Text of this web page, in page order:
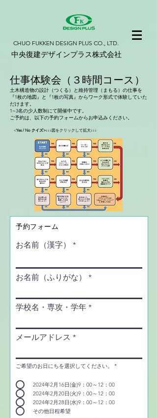
​CHUO FUKKEN DESIGN PLUS CO., LTD.
​中央復建デザインプラス株式会社
仕事体験会（３時間コース）
土木構造物の設計（つくる）と維持管理（まもる）の仕事を
『1枚の地図』と『1枚の写真』からワーク形式で体験していた
だけます。
​1~3名の少人数制にて開催中です。
ご予約は、以下の予約フォームからお申込みください。
<Yes / No クイズ>↓↓↓図をクリックして拡大↓↓↓
予約フォーム
お名前（漢字）
お名前（ふりがな）
学校名・専攻・学年
メールアドレス
ご希望のお日にちを選択してください。 *
2024年2月16日(金)9：00～12：00
2024年2月20日(火)9：00～12：00
2024年2月28日(水)9：00～12：00
その他日程希望